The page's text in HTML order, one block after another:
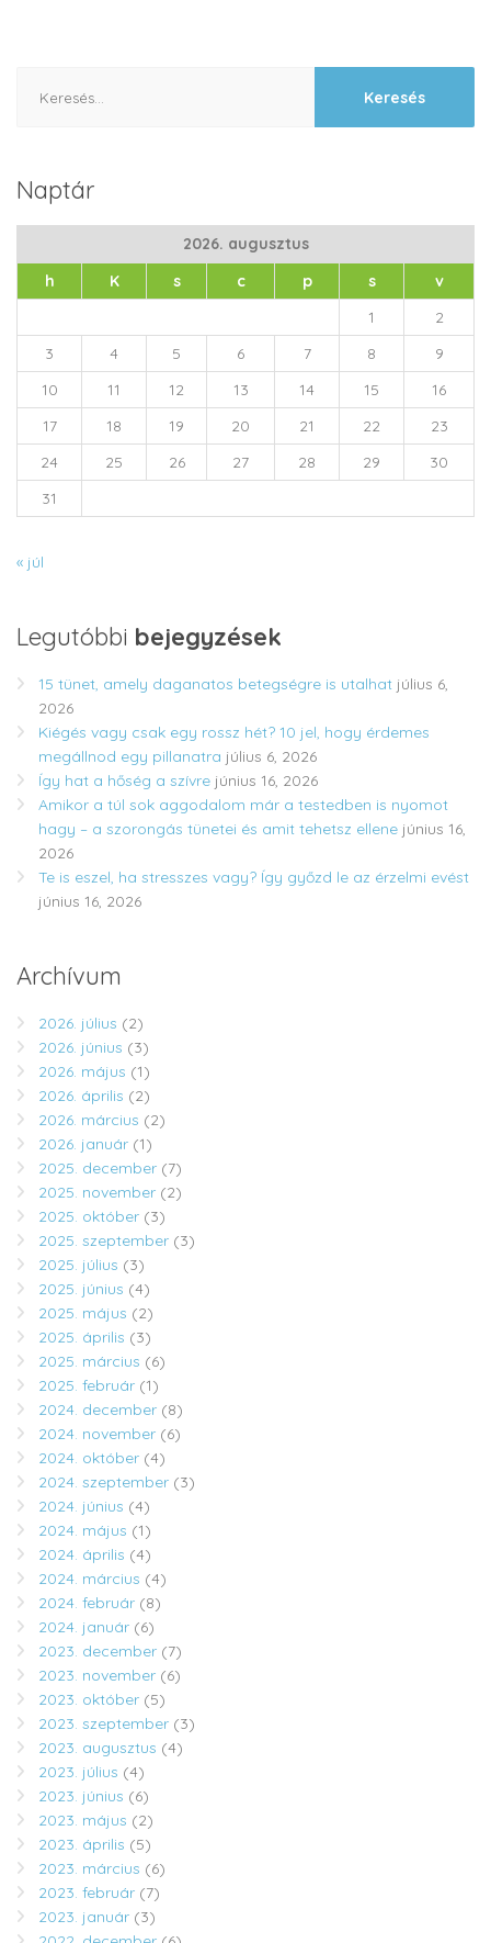
Naptár
2026. augusztus
h
K s c p s
v
1
2
3
4 5 6 7 8
9
10
11 12 13 14 15
16
17
18 19 20 21 22
23
24
25 26 27 28 29
30
31
« júl
Legutóbbi bejegyzések
15 tünet, amely daganatos betegségre is utalhat július 6,
2026
Kiégés vagy csak egy rossz hét? 10 jel, hogy érdemes
megállnod egy pillanatra július 6, 2026
Így hat a hőség a szívre június 16, 2026
Amikor a túl sok aggodalom már a testedben is nyomot
hagy – a szorongás tünetei és amit tehetsz ellene június 16,
2026
Te is eszel, ha stresszes vagy? Így győzd le az érzelmi evést
június 16, 2026
Archívum
2026. július (2)
2026. június (3)
2026. május (1)
2026. április (2)
2026. március (2)
2026. január (1)
2025. december (7)
2025. november (2)
2025. október (3)
2025. szeptember (3)
2025. július (3)
2025. június (4)
2025. május (2)
2025. április (3)
2025. március (6)
2025. február (1)
2024. december (8)
2024. november (6)
2024. október (4)
2024. szeptember (3)
2024. június (4)
2024. május (1)
2024. április (4)
2024. március (4)
2024. február (8)
2024. január (6)
2023. december (7)
2023. november (6)
2023. október (5)
2023. szeptember (3)
2023. augusztus (4)
2023. július (4)
2023. június (6)
2023. május (2)
2023. április (5)
2023. március (6)
2023. február (7)
2023. január (3)